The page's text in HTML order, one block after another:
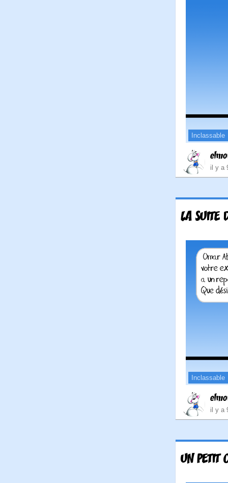
Inclassable
il y a
LA SUITE
Inclassable
il y a
UN PETIT